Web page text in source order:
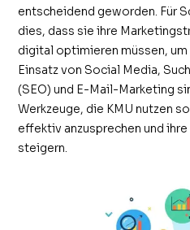
entscheidend geworden. Für
dies, dass sie ihre
digital optimieren müssen,
Einsatz von Social Media,
(SEO) und E-Mail-Marketing
Werkzeuge, die KMU nutzen
effektiv anzusprechen und
steigern.